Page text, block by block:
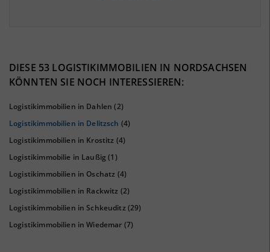
41%
Euro pro Kopf
DIESE 53 LOGISTIKIMMOBILIEN IN NORDSACHSEN
KÖNNTEN SIE NOCH INTERESSIEREN:
Logistikimmobilien in Dahlen (2)
Logistikimmobilien in Delitzsch (4)
Logistikimmobilien in Krostitz (4)
Logistikimmobilie in Laußig(1)
Logistikimmobilien in Oschatz (4)
Logistikimmobilien in Rackwitz (2)
Logistikimmobilien in Schkeuditz(29)
Logistikimmobilien in Wiedemar (7)